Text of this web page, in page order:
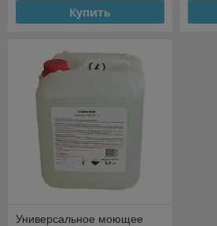
Купить
Универсальное моющее